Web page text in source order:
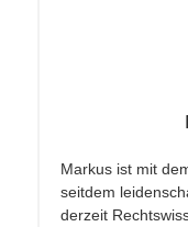
Markus ist mit
seitdem
derzeit